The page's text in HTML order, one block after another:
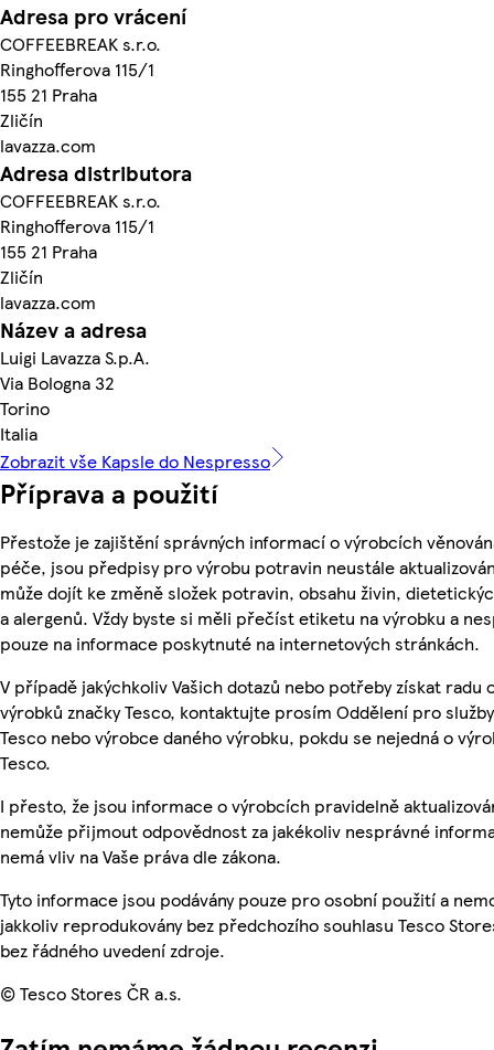
Adresa pro vrácení
COFFEEBREAK s.r.o.
Ringhofferova 115/1
155 21 Praha
Zličín
lavazza.com
Adresa distributora
COFFEEBREAK s.r.o.
Ringhofferova 115/1
155 21 Praha
Zličín
lavazza.com
Název a adresa
Luigi Lavazza S.p.A.
Via Bologna 32
Torino
Italia
Zobrazit vše Kapsle do Nespresso
Příprava a použití
Přestože je zajištění správných informací o výrobcích
péče, jsou předpisy pro výrobu potravin neustále
může dojít ke změně složek potravin, obsahu živin,
a alergenů. Vždy byste si měli přečíst etiketu na výrobku a
pouze na informace poskytnuté na internetových stránkách.
V případě jakýchkoliv Vašich dotazů nebo potřeby získat radu
výrobků značky Tesco, kontaktujte prosím Oddělení pro
Tesco nebo výrobce daného výrobku, pokdu se nejedná o
Tesco.
I přesto, že jsou informace o výrobcích pravidelně
nemůže přijmout odpovědnost za jakékoliv nesprávné
nemá vliv na Vaše práva dle zákona.
Tyto informace jsou podávány pouze pro osobní použití a
jakkoliv reprodukovány bez předchozího souhlasu Tesco
bez řádného uvedení zdroje.
© Tesco Stores ČR a.s.